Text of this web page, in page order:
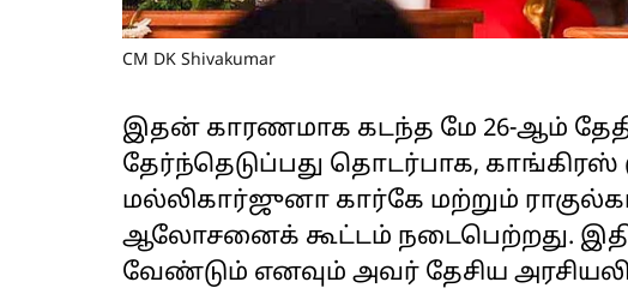
CM DK Shivakumar
இதன் காரணமாக கடந்த மே 26-ஆம்
தேர்ந்தெடுப்பது தொடர்பாக,
மல்லிகார்ஜுனா கார்கே மற்றும்
ஆலோசனைக் கூட்டம் நடைபெற்றது.
வேண்டும் எனவும் அவர் தேசிய